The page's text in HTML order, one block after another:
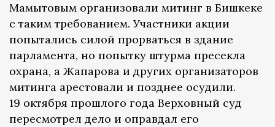
Мамытовым организовали митинг в Бишкеке
с таким требованием. Участники акции
попытались силой прорваться в здание
парламента, но попытку штурма пресекла
охрана, а Жапарова и других организаторов
митинга арестовали и позднее осудили.
19 октября прошлого года Верховный суд
пересмотрел дело и оправдал его